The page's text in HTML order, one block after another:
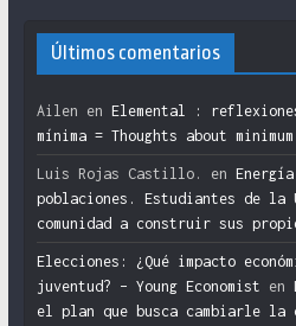
Últimos comentarios
Ailen en Elemental :
mínima = Thoughts about
Luis Rojas Castillo. en
poblaciones. Estudiantes de la
comunidad a construir sus
Elecciones: ¿Qué impacto
juventud? – Young Economist en
el plan que busca cambiarle la